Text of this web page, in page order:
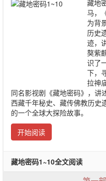
藏地
马，
为背
历史
迹，
獒紫
识了
下，
拉神
同名影视剧《藏地密码》，讲
西藏千年秘史、藏传佛教历史
的一个全球大探险故事。
开始阅读
藏地密码1~10全文阅读